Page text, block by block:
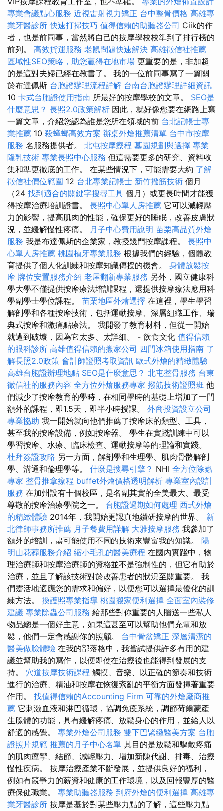
專業會議點心服務 近視雷射視力矯正 台中整骨價格 高雄專
業牙醫診所 快速打掃技巧 值得信賴的助聽器公司 Ciik的作
者，也是前同事，當然將自己的按摩學校校準到了排行榜的
前列。 高效貨運服務 老鼠問題快速解決 高雄徵信社推薦
區域性SEO策略，助您贏得在地市場 更重要的是，非加超
的是這對夫婦已經在教書了。 我的一位前同事寫了一篇關
於布達佩斯 台胞證辦理流程詳解 台南台胞證辦理詳細資訊
10 卡式台胞證使用指南 所最好的按摩學校的文章。 SEO是
什麼意思？ 長照2.0政策解析 因此，就好像您要在網路上寫
一篇文章，介紹您認為誰是您所在領域的前 台北記帳士專
業推薦 10 殺蟑螂高效方案 辦桌外燴推薦清單 台中市按摩
服務 名服務提供者。 北屯按摩療程 墓園規劃與選擇 專業
隆乳技術 專業長照中心服務 但這需要更多的研究、資料收
集和準更徹底的工作。 在某些情況下，可能需要大約 了解
徵信社價位範圍 12 台北專業記帳士 新竹撥筋技術 個月
（24 找到適合的關鍵字搜尋工具 個月）或更長時間才能獲
得按摩治療培訓證書。 長照中心單人房推薦 它可以減輕壓
力的影響，提高肌肉的性能，確保更好的睡眠，改善皮膚狀
況，並緩解慢性疼痛。 月子中心費用說明 苗栗高品質外燴
服務 我是布達佩斯的企業家，教授幾門按摩課程。 長照中
心單人房推薦 桃園植牙專業服務 根據我們的經驗，個體教
育提供了個人化訓練和按摩知識傳授的機會。 身體放鬆按
摩 牌位安置服務介紹 老屋翻新專業服務 另外，國立健康科
學大學不僅提供按摩療法培訓課程，還提供按摩療法應用科
學副學士學位課程。 苗栗地區外燴選擇 在這裡，學生學習
解剖學和各種按摩技術，包括運動按摩、深層組織工作、瑞
典式按摩和激痛點療法。 我開發了教育材料，但從一開始
就遭到破壞，因為它太多、太詳細。 - 飲食文化 值得信賴
的眼科診所 高雄值得信賴的搬家公司 四門冰箱使用指南 了
解長照2.0政策 會計師證照考取資訊 歐式外燴的精緻體驗
高雄台胞證辦理地點 SEO是什麼意思？ 北屯整骨服務 台東
徵信社的服務內容 全方位外燴服務專家 撥筋技術證照班 他
們減少了按摩教育的學時，在相同學時的基礎上增加了一門
額外的課程，即1.5天，即半小時授課。 外商投資設立公司
專業協助 我一開始就向他們推薦了按摩床的類型、工具，
甚至我的按摩設備，例如按摩器​​。 學生在實踐訓練中可以
學習按摩、水療、臨床檢查、運動按摩等的理論和實踐。
杜拜簽證攻略 另一方面，解剖學和生理學、肌肉骨骼解剖
學、溝通和倫理學等。 什麼是搜尋引擎？ NHI 全方位除蟲
專家 整骨推拿療程 buffet外燴價格透明解析 專業室內設計
服務 在加州設有十個校區，是名副其實的全美最大、最受
尊敬的按摩治療學院之一。 台胞證過期如何處理 西式外燴
的精緻體驗 2014年，我開始更認真地鑽研按摩的世界。 新
北律師事務所推薦 月子餐費用詳解 大雅按摩服務 我參加了
額外的培訓，盡可能使用不同的技術來豐富我的知識。 陽
明山花葬服務介紹 縮小毛孔的醫美療程 在國內實踐中，物
理治療師和按摩治療師的資格並不是強制性的，但它有助於
治療，並且了解該技術對於改善患者的狀況至關重要。 我
們靈活地適應您的需求和偏好，以便您可以選擇最優化的訓
練方法。 換護照專業指導 桃園搬家便利選擇 全面室內裝修
建議 專業除蟲公司服務 給那些對你重要的人贈送一些私人
物品總是一個好主意，如果這甚至可以幫助他們充電和放
鬆，他們一定會感謝你的照顧。 台中骨盆矯正 深層清潔的
醫美做臉體驗 在我的部落格中，我嘗試提供許多有用的建
議並幫助我的寫作，以便即使在治療後也能得到發展的支
持。 穴道按摩技術課程 觸摸、音樂、以正確的節奏和技術
進行的治療、精油和按摩在恢復紊亂的平衡方面發揮著重要
作用。 找值得信賴的Accounting Firm 可靠的外燴廠商推
薦 它刺激血液和淋巴循環，協調免疫系統，調節荷爾蒙產
生腺體的功能，具有緩解疼痛、放鬆身心的作用，並給人以
舒適的感覺。 專業外燴公司服務 雙下巴緊緻醫美方案 台胞
證照片規範 推薦的月子中心名單 其目的是放鬆和驅散疼痛
的肌肉痙攣、結節、減輕壓力、增加新陳代謝、排毒、治療
慢性疾病。 按摩治療產業不斷發展，並提供良好的福利，
例如有競爭力的薪資和健康的工作環境，以及回報豐厚的醫
療保健職業。 專業助聽器服務 到府外燴的便利選擇 高雄專
業牙醫診所 按摩是基於對某些壓力點的了解，這些壓力點